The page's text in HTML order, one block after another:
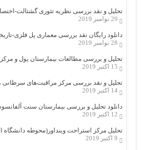
تحلیل و نقد بررسی نظریه تئوری گشتالت-
29 نوامبر 2019
دانلود رایگان نقد بررسی معماری پل فلزی-
28 نوامبر 2019
تحلیل و بررسی مطالعات بیمارستان پول و
15 اکتبر 2019
تحلیل و نقد بررسی مرکز مراقبت‌های سرطانی
14 اکتبر 2019
دانلود تحلیل و بررسی بیمارستان سنت
12 اکتبر 2019
تحلیل مرکز استراحت وینداور(محوطه دانشگاه
9 اکتبر 2019